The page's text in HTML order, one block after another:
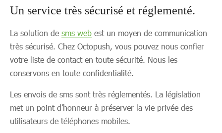
Un service très sécurisé et réglementé.
La solution de sms web est un moyen de communication
très sécurisé. Chez Octopush, vous pouvez nous confier
votre liste de contact en toute sécurité. Nous les
conservons en toute confidentialité.
Les envois de sms sont très réglementés. La législation
met un point d’honneur à préserver la vie privée des
utilisateurs de téléphones mobiles.